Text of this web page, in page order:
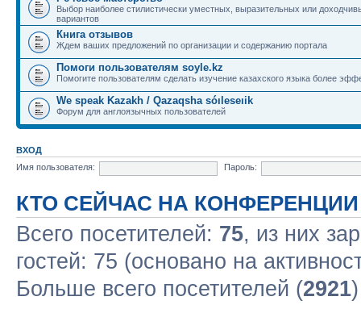
Выбор наиболее стилистически уместных, выразительных или
вариантов
Книга отзывов
Ждем ваших предложений по организации и содержанию портала
Помоги пользователям soyle.kz
Помогите пользователям сделать изучение казахского языка более
We speak Kazakh / Qazaqsha sóıleseıik
Форум для англоязычных пользователей
ВХОД
Имя пользователя:
Пароль:
КТО СЕЙЧАС НА КОНФЕРЕНЦИИ
Всего посетителей: 75, из них
гостей: 75 (основано на
Больше всего посетителей (2921